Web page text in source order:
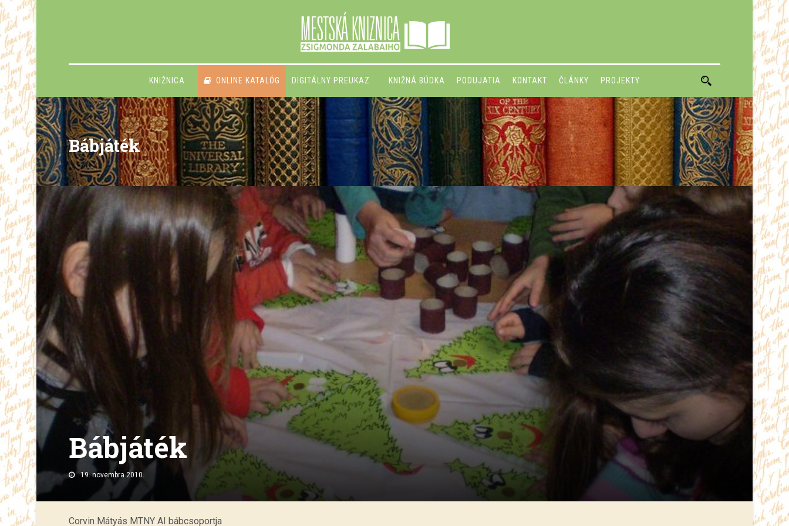
KNIŽNICA ONLINE KATALÓG DIGITÁLNY PREUKAZ KNIŽNÁ BÚDKA PODUJATIA KONTAKT ČLÁNKY PROJEKTY
Bábjáték
Bábjáték
19. novembra 2010.
Corvin Mátyás MTNY AI bábcsoportja